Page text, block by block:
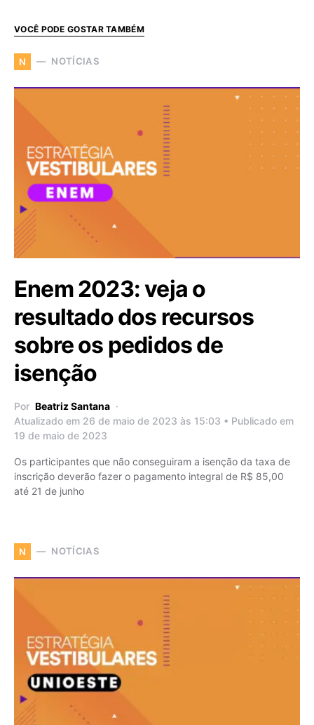
VOCÊ PODE GOSTAR TAMBÉM
N NOTÍCIAS
Enem 2023: veja o
resultado dos recursos
sobre os pedidos de
isenção
Por Beatriz Santana
Atualizado em 26 de maio de 2023 às 15:03 • Publicado em
19 de maio de 2023
Os participantes que não conseguiram a isenção da taxa de
inscrição deverão fazer o pagamento integral de R$ 85,00
até 21 de junho
N NOTÍCIAS